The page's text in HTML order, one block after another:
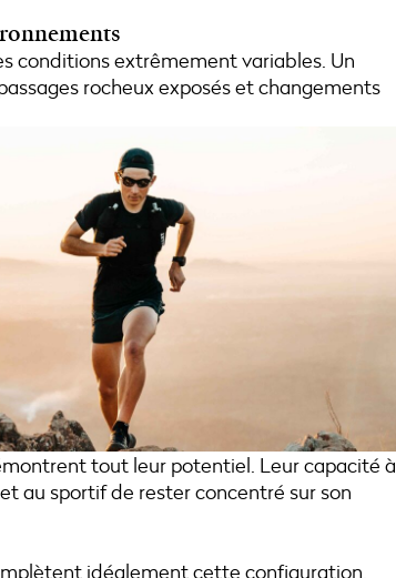
conditions extrêmement variables. Un
rocheux exposés et changements
tout leur potentiel. Leur capacité à
au sportif de rester concentré sur son
idéalement cette configuration.